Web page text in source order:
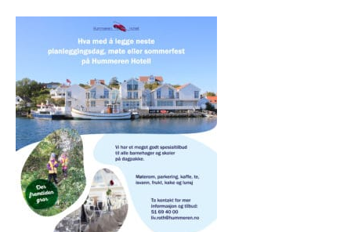
facebook
web